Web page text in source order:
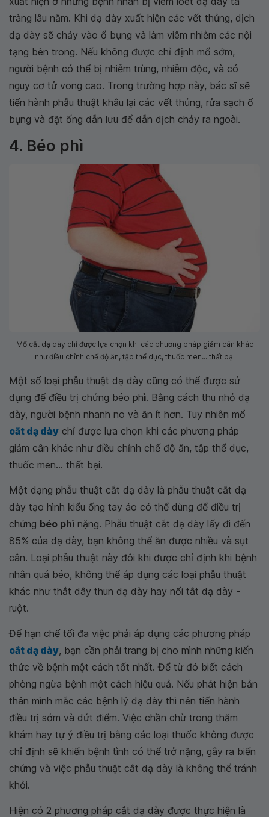
tràng lâu năm. Khi dạ dày xuất hiện các vết thủng, dịch
dạ dày sẽ chảy vào ổ bụng và làm viêm nhiễm các nội
tạng bên trong. Nếu không được chỉ định mổ sớm,
người bệnh có thể bị nhiễm trùng, nhiễm độc, và có
nguy cơ tử vong cao. Trong trường hợp này, bác sĩ sẽ
tiến hành phẫu thuật khâu lại các vết thủng, rửa sạch ổ
bụng và đặt ống dẫn lưu để dẫn dịch chảy ra ngoài.
4. Béo phì
Mổ cắt dạ dày chỉ được lựa chọn khi các phương pháp giảm cân khác
như điều chỉnh chế độ ăn, tập thể dục, thuốc men... thất bại
Một số loại phẫu thuật dạ dày cũng có thể được sử
dụng để điều trị chứng béo phì. Bằng cách thu nhỏ dạ
dày, người bệnh nhanh no và ăn ít hơn. Tuy nhiên mổ
cắt dạ dày chỉ được lựa chọn khi các phương pháp
giảm cân khác như điều chỉnh chế độ ăn, tập thể dục,
thuốc men... thất bại.
Một dạng phẫu thuật cắt dạ dày là phẫu thuật cắt dạ
dày tạo hình kiểu ống tay áo có thể dùng để điều trị
chứng béo phì nặng. Phẫu thuật cắt dạ dày lấy đi đến
85% của dạ dày, bạn không thể ăn được nhiều và sụt
cân. Loại phẫu thuật này đôi khi được chỉ định khi bệnh
nhân quá béo, không thể áp dụng các loại phẫu thuật
khác như thắt dây thun dạ dày hay nối tắt dạ dày -
ruột.
Để hạn chế tối đa việc phải áp dụng các phương pháp
cắt dạ dày, bạn cần phải trang bị cho mình những kiến
thức về bệnh một cách tốt nhất. Để từ đó biết cách
phòng ngừa bệnh một cách hiệu quả. Nếu phát hiện bản
thân mình mắc các bệnh lý dạ dày thì nên tiến hành
điều trị sớm và dứt điểm. Việc chần chừ trong thăm
khám hay tự ý điều trị bằng các loại thuốc không được
chỉ định sẽ khiến bệnh tình có thể trở nặng, gây ra biến
chứng và việc phẫu thuật cắt dạ dày là không thể tránh
khỏi.
Hiện có 2 phương pháp cắt dạ dày được thực hiện là